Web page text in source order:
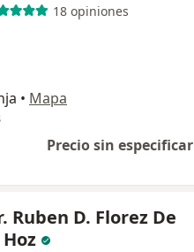
18 opiniones
• Mapa
Precio sin especificar
Ruben D. Florez De